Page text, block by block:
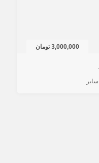
3,000,000 تومان
سایر